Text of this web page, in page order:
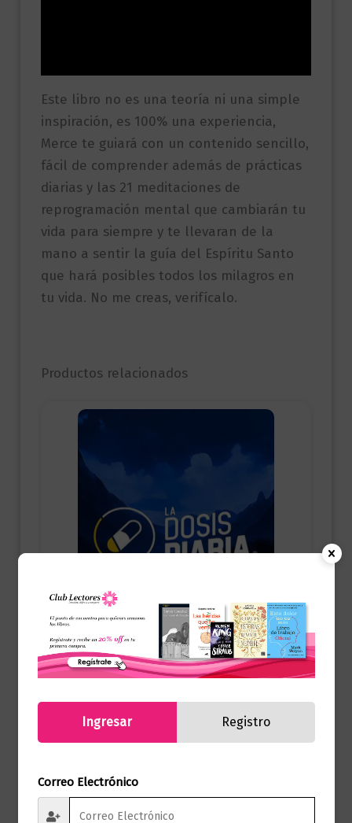
Este libro no es una teoría ni una simple
inspiración, es 100% una experiencia,
Merce te guiará con un contenido sencillo,
fácil de comprender además de prácticas
diarias y las 21 meditaciones de
reprogramación mental que cambiarán tu
vida para siempre y te llevaran de la
mano a sentir la guía del Espíritu Santo
que hará posibles todos los milagros en
tu vida. No me creas, verifícalo.
Productos relacionados
La Dosis Diaria | El Alimento Que Tu
$75.000,00
Añadir al carrito
Ingresar Registro
Correo Electrónico